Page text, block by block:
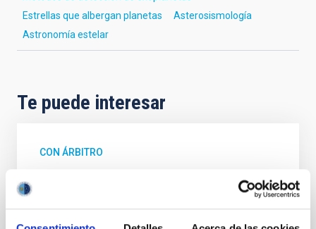
Estrellas que albergan planetas
Asterosismología
Astronomía estelar
Te puede interesar
CON ÁRBITRO
Magnetic Field Alignment with Dense
Cores in the Transition between Cloud and
Core Scales